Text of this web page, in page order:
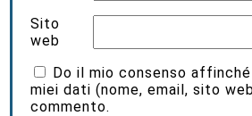
Sito
web
Do il mio consenso
miei dati (nome, email, sito
commento.